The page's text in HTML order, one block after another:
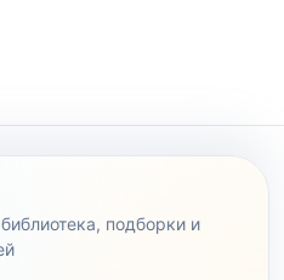
подборки и